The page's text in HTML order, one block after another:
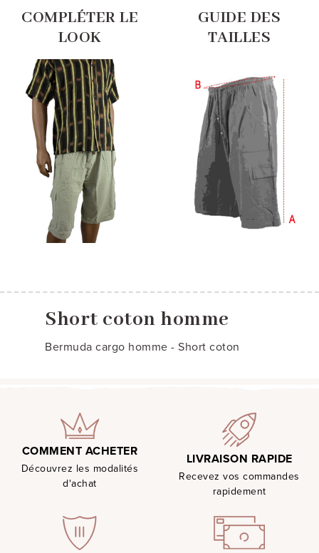
COMPLÉTER LE
LOOK
GUIDE DES
TAILLES
Short coton homme
Bermuda cargo homme - Short coton
COMMENT ACHETER
Découvrez les modalités
d'achat
LIVRAISON RAPIDE
Recevez vos commandes
rapidement